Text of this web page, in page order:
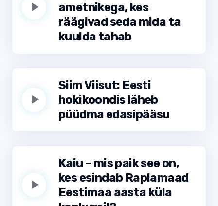
ametnikega, kes
räägivad seda mida ta
kuulda tahab
Siim Viisut: Eesti
hokikoondis läheb
püüdma edasipääsu
Kaiu – mis paik see on,
kes esindab Raplamaad
Eestimaa aasta küla